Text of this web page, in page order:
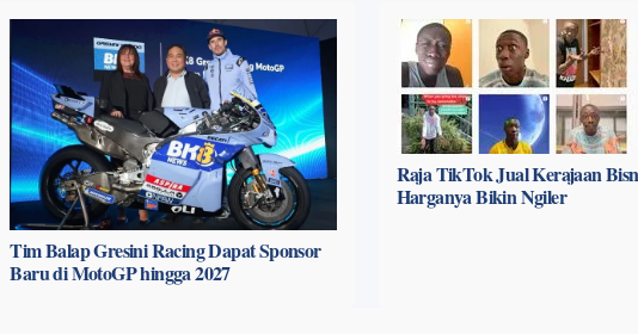
Tim Balap Gresini Racing Dapat Sponsor
Baru di MotoGP hingga 2027
Raja TikTok Jual Kerajaan
Harganya Bikin Ngiler